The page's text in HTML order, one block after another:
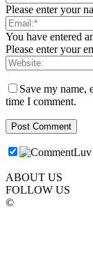
Please enter your
You have entered
Please enter your
Save my name,
time I comment.
ABOUT US
FOLLOW US
©